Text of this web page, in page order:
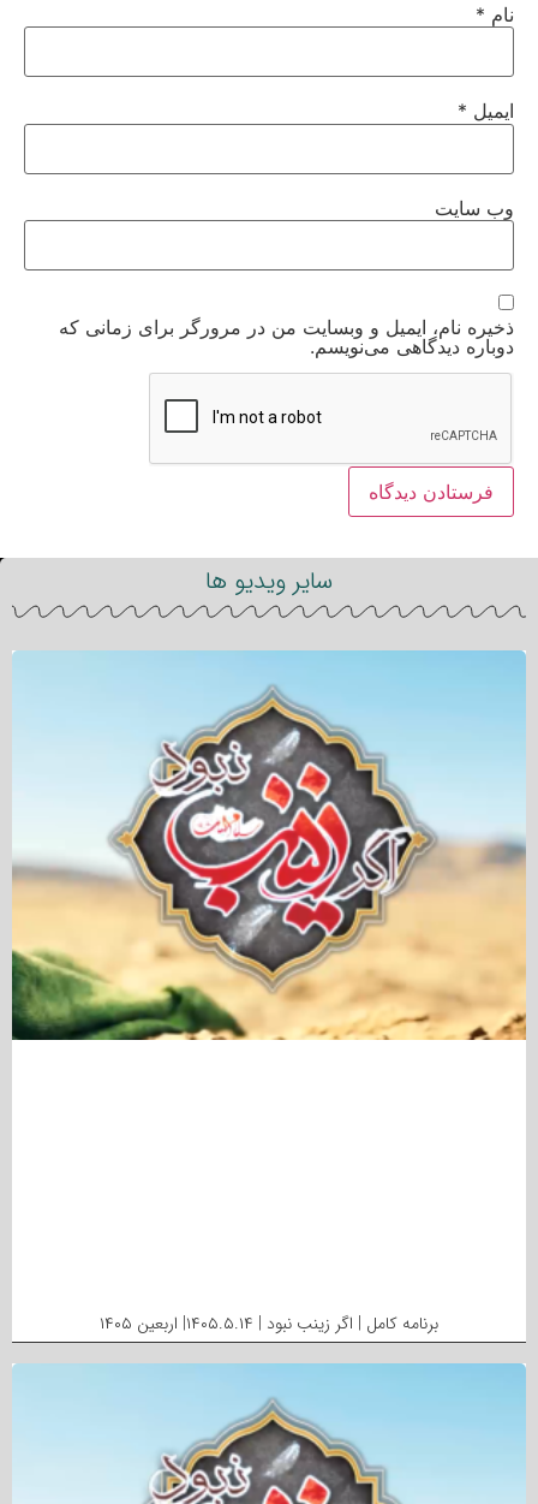
نام *
ایمیل *
وب‌ سایت
ذخیره نام، ایمیل و وبسایت من در مرورگر برای زمانی که
دوباره دیدگاهی می‌نویسم.
سایر ویدیو ها
برنامه کامل | اگر زینب نبود | ۱۴۰۵.۵.۱۴| اربعین ۱۴۰۵